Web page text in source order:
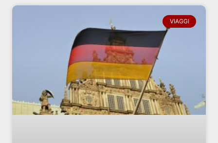
VIAGGI